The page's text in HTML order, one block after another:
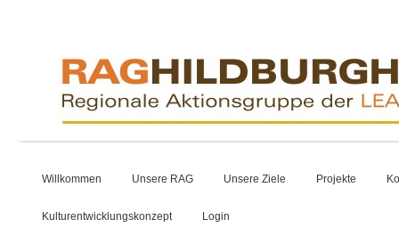
Willkommen Unsere RAG Unsere Ziele Projekte
Kulturentwicklungskonzept Login